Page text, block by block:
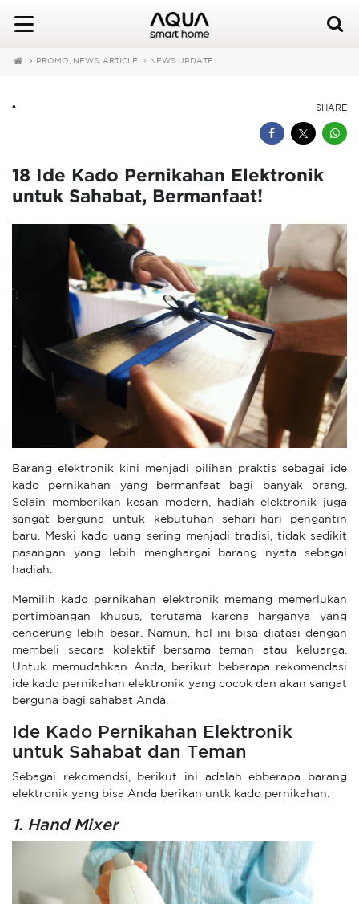
PROMO, NEWS, ARTICLE NEWS UPDATE
SHARE
•
18 Ide Kado Pernikahan Elektronik
untuk Sahabat, Bermanfaat!
Barang elektronik kini menjadi pilihan praktis sebagai ide
kado pernikahan yang bermanfaat bagi banyak orang.
Selain memberikan kesan modern, hadiah elektronik juga
sangat berguna untuk kebutuhan sehari-hari pengantin
baru. Meski kado uang sering menjadi tradisi, tidak sedikit
pasangan yang lebih menghargai barang nyata sebagai
hadiah.
Memilih kado pernikahan elektronik memang memerlukan
pertimbangan khusus, terutama karena harganya yang
cenderung lebih besar. Namun, hal ini bisa diatasi dengan
membeli secara kolektif bersama teman atau keluarga.
Untuk memudahkan Anda, berikut beberapa rekomendasi
ide kado pernikahan elektronik yang cocok dan akan sangat
berguna bagi sahabat Anda.
Ide Kado Pernikahan Elektronik
untuk Sahabat dan Teman
Sebagai rekomendsi, berikut ini adalah ebberapa barang
elektronik yang bisa Anda berikan untk kado pernikahan:
1. Hand Mixer